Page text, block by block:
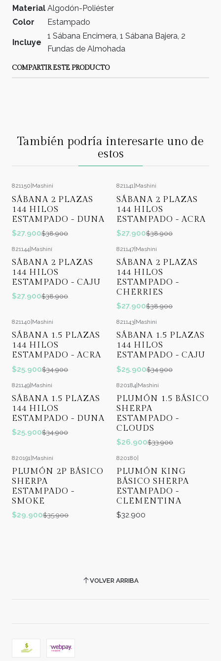
Material Algodón-Poliéster
Color
Estampado
Incluye
1 Sábana Encimera, 1 Sábana Bajera, 2
Fundas de Almohada
COMPARTIR ESTE PRODUCTO
También podría interesarte uno de
estos
821150 Mashini
SÁBANA 2 PLAZAS
144 HILOS
ESTAMPADO - DUNA
$27.900$38.900
821141 Mashini
SÁBANA 2 PLAZAS
144 HILOS
ESTAMPADO - ACRA
$27.900$38.900
821144|Mashini
SÁBANA 2 PLAZAS
144 HILOS
ESTAMPADO - CAJU
$27.900$38.900
821147|Mashini
SÁBANA 2 PLAZAS
144 HILOS
ESTAMPADO -
CHERRIES
$27.900$38.900
821140 Mashini
SÁBANA 1.5 PLAZAS
144 HILOS
ESTAMPADO - ACRA
$25.900$34.900
821143 Mashini
SÁBANA 1.5 PLAZAS
144 HILOS
ESTAMPADO - CAJU
$25.900$34.900
821149|Mashini
SÁBANA 1.5 PLAZAS
144 HILOS
ESTAMPADO - DUNA
$25.900$34.900
820184|Mashini
PLUMÓN 1.5 BÁSICO
SHERPA
ESTAMPADO -
CLOUDS
$26.900$33.900
OFF
820191 Mashini
PLUMÓN 2P BÁSICO
SHERPA
ESTAMPADO -
SMOKE
$29.900$35.900
820180
PLUMÓN KING
BÁSICO SHERPA
ESTAMPADO -
CLEMENTINA
$32.900
VOLVER ARRIBA